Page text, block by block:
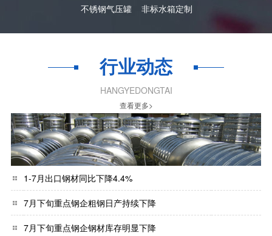
不锈钢气压罐
非标水箱定制
行业动态
HANGYEDONGTAI
查看更多>
1-7月出口钢材同比下降4.4%
7月下旬重点钢企粗钢日产持续下降
7月下旬重点钢企钢材库存明显下降